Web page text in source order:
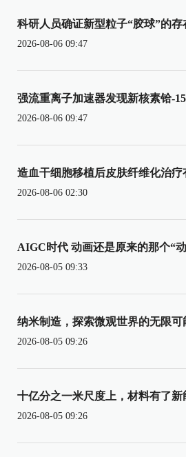
科研人员确证新型粒子“胶球”的存
2026-08-06 09:47
强流重离子加速器发现新核素铪-
2026-08-06 09:47
造血干细胞移植后皮肤纤维化治疗
2026-08-06 02:30
AIGC时代 动画还是原来的那个“
2026-08-05 09:33
纳米制造，探索微观世界的无限可
2026-08-05 09:26
十亿分之一米尺度上，材料有了新
2026-08-05 09:26